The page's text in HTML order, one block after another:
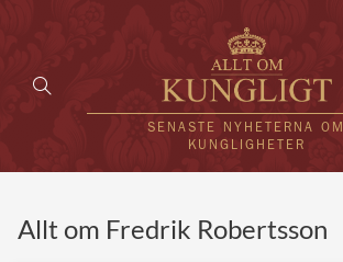
SENASTE NYHETERNA OM
KUNGLIGHETER
Allt om Fredrik Robertsson